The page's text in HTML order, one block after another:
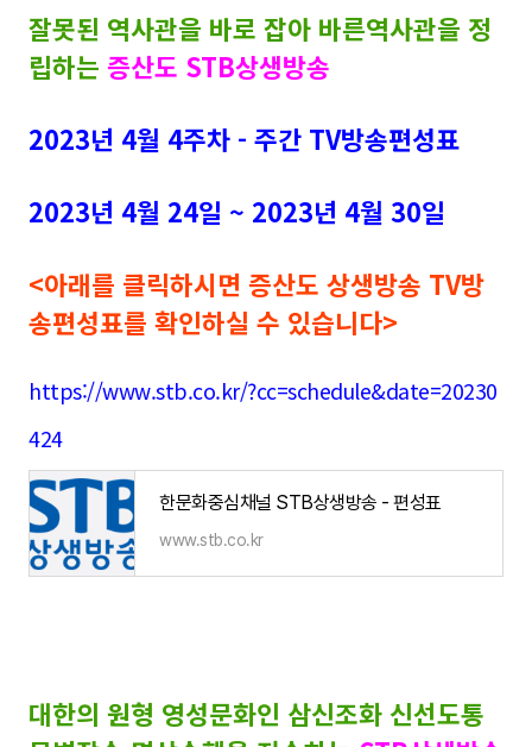
잘못된 역사관을 바로 잡아 바른역사관을 정
립하는 증산도 STB상생방송
2023년 4월 4주차 - 주간 TV방송편성표
2023년 4월 24일 ~ 2023년 4월 30일
<아래를 클릭하시면 증산도 상생방송 TV방
송편성표를 확인하실 수 있습니다>
https://www.stb.co.kr/?cc=schedule&date=20230
424
한문화중심채널 STB상생방송 - 편성표
www.stb.co.kr
대한의 원형 영성문화인 삼신조화 신선도통